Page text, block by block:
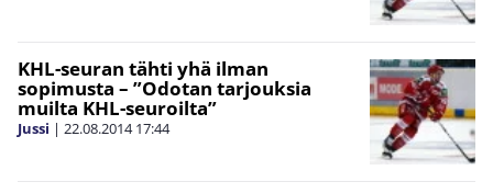
KHL-seuran tähti yhä ilman
sopimusta – ”Odotan tarjouksia
muilta KHL-seuroilta”
Jussi | 22.08.2014 17:44